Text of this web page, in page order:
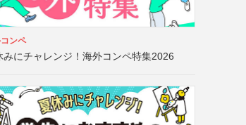
ンペ
みにチャレンジ！海外コンペ特集2026